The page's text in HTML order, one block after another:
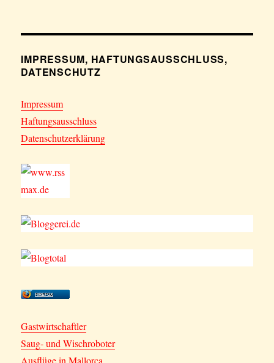
IMPRESSUM, HAFTUNGSAUSSCHLUSS,
DATENSCHUTZ
Impressum
Haftungsausschluss
Datenschutzerklärung
FIREFOX
Gastwirtschaftler
Saug- und Wischroboter